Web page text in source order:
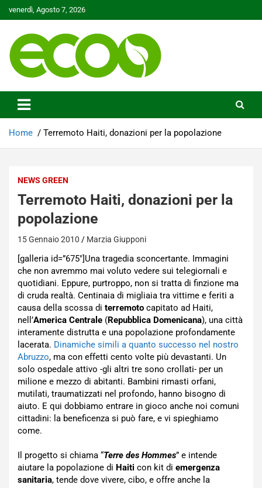
to
venerdì, Agosto 7, 2026
Ecoo.it
Home Terremoto Haiti, donazioni per la popolazione
NEWS GREEN
Terremoto Haiti, donazioni per la
popolazione
15 Gennaio 2010 Marzia Giupponi
[galleria id=”675″]Una tragedia sconcertante. Immagini
che non avremmo mai voluto vedere sui telegiornali e
quotidiani. Eppure, purtroppo, non si tratta di finzione ma
di cruda realtà. Centinaia di migliaia tra vittime e feriti a
causa della scossa di terremoto capitato ad Haiti,
nell’America Centrale (Repubblica Domenicana), una città
interamente distrutta e una popolazione profondamente
lacerata. Dinamiche simili a quanto successo nel nostro
Abruzzo, ma con effetti cento volte più devastanti. Un
solo ospedale attivo -gli altri tre sono crollati- per un
milione e mezzo di abitanti. Bambini rimasti orfani,
mutilati, traumatizzati nel profondo, hanno bisogno di
aiuto. E qui dobbiamo entrare in gioco anche noi comuni
cittadini: la beneficenza si può fare, e vi spieghiamo
come.
Il progetto si chiama “Terre des Hommes” e intende
aiutare la popolazione di Haiti con kit di emergenza
sanitaria, tende dove vivere, cibo, e offre anche la